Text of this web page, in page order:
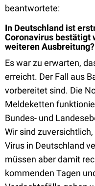
beantwortete:
In Deutschland ist
Coronavirus bestätigt
weiteren Ausbreitung?
Es war zu erwarten,
erreicht. Der Fall aus
vorbereitet sind. Die
Meldeketten
Bundes- und
Wir sind
Virus in Deutschland
müssen aber damit
kommenden Tagen